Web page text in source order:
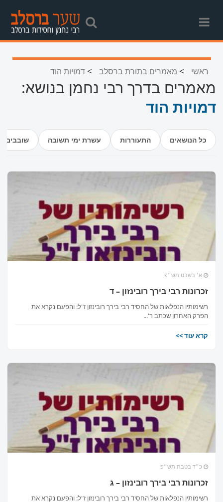
ראשי > מאמרים בתורת ברסלב > דמויות הוד
מאמרים בדרך רבי נחמן בנושא:
דמויות הוד
כל הנושאים התעוררות עשרת ימי תשובה שובבים
א׳ בשבט תש״פ
זכרונות רבי בירך רובינזון – ד
רשימותיו הנפלאות של החסיד רבי בירך רובינזון ז"ל: והפעם נקרא את
הפרק האחרון שכתב ר'...
קרא עוד >>
כ״ד בטבת תש״פ
זכרונות רבי בירך רובינזון – ג
רשימותיו הנפלאות של החסיד רבי בירך רובינזון ז"ל: והפעם נקרא את